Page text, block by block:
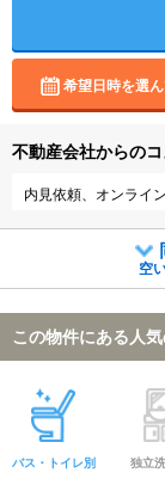
希望日時を選
不動産会社からのコ
内見依頼、オンライ
空
この物件にある人
バス・トイレ別 独立